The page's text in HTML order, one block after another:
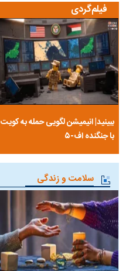
فیلم‌گردی
ببینید| انیمیشن لگویی حمله به کویت
با جنگنده اف-۵
سلامت و زندگی